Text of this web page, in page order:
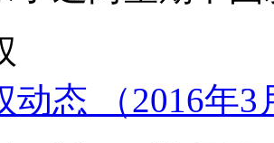
动态 （2016年